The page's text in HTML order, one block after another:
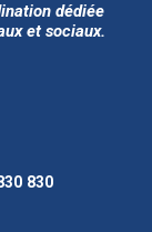
dédiée
et sociaux.
830